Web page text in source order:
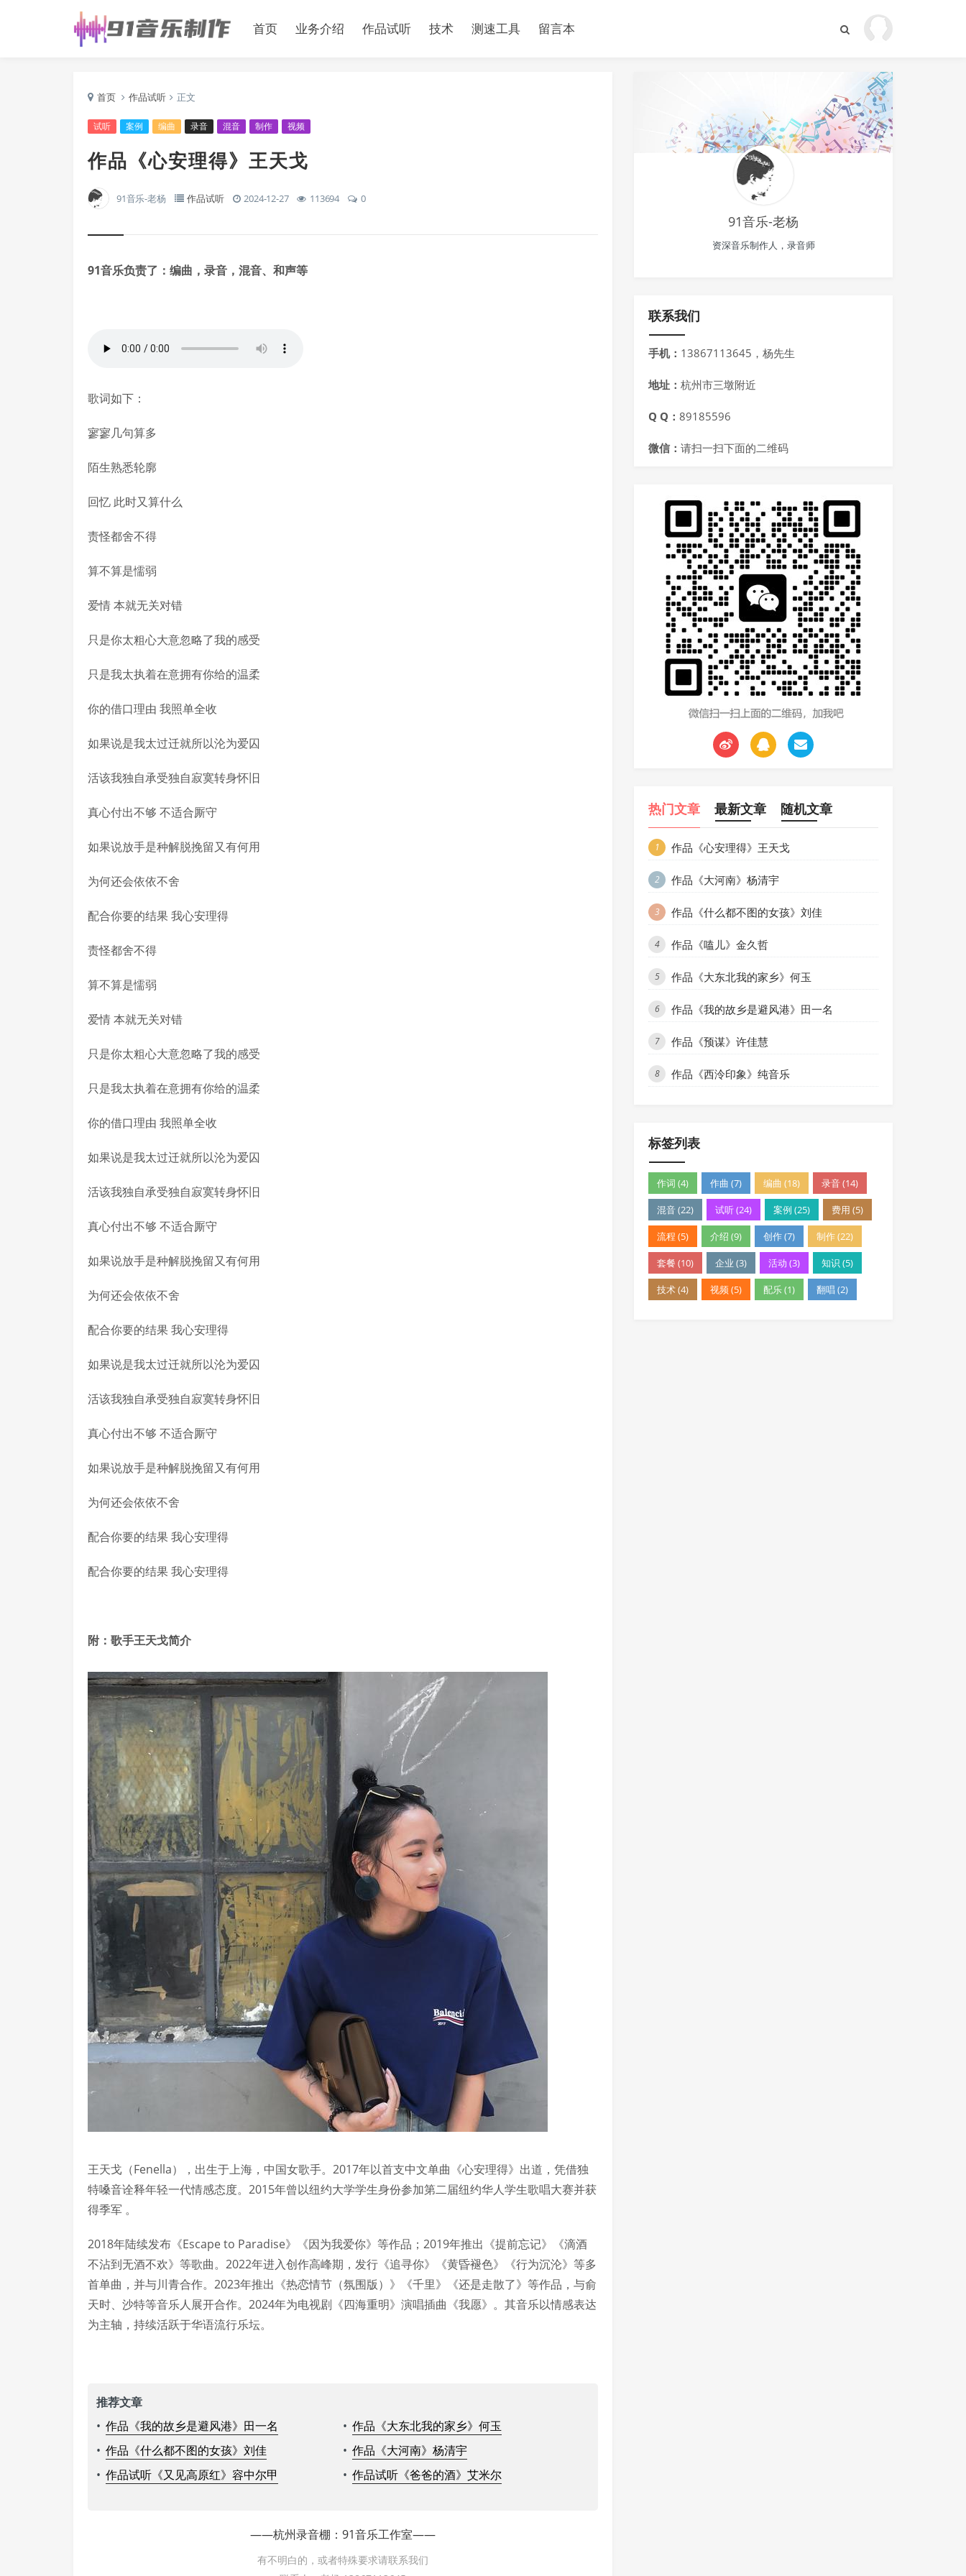
首页 业务介绍 作品试听 技术 测速工具 留言本
首页 作品试听 正文
试听 案例 编曲 录音 混音 制作 视频
作品《心安理得》王天戈
91音乐-老杨 作品试听 2024-12-27 113694 0
91音乐负责了：编曲，录音，混音、和声等
歌词如下：
寥寥几句算多
陌生熟悉轮廓
回忆 此时又算什么
责怪都舍不得
算不算是懦弱
爱情 本就无关对错
只是你太粗心大意忽略了我的感受
只是我太执着在意拥有你给的温柔
你的借口理由 我照单全收
如果说是我太过迁就所以沦为爱囚
活该我独自承受独自寂寞转身怀旧
真心付出不够 不适合厮守
如果说放手是种解脱挽留又有何用
为何还会依依不舍
配合你要的结果 我心安理得
责怪都舍不得
算不算是懦弱
爱情 本就无关对错
只是你太粗心大意忽略了我的感受
只是我太执着在意拥有你给的温柔
你的借口理由 我照单全收
如果说是我太过迁就所以沦为爱囚
活该我独自承受独自寂寞转身怀旧
真心付出不够 不适合厮守
如果说放手是种解脱挽留又有何用
为何还会依依不舍
配合你要的结果 我心安理得
如果说是我太过迁就所以沦为爱囚
活该我独自承受独自寂寞转身怀旧
真心付出不够 不适合厮守
如果说放手是种解脱挽留又有何用
为何还会依依不舍
配合你要的结果 我心安理得
配合你要的结果 我心安理得
附：歌手王天戈简介
王天戈（Fenella），出生于上海，中国女歌手。2017年以首支中文单曲《心安理得》出道，凭借独
特嗓音诠释年轻一代情感态度。2015年曾以纽约大学学生身份参加第二届纽约华人学生歌唱大赛并获
得季军 。
2018年陆续发布《Escape to Paradise》《因为我爱你》等作品；2019年推出《提前忘记》《滴酒
不沾到无酒不欢》等歌曲。2022年进入创作高峰期，发行《追寻你》《黄昏褪色》《行为沉沦》等多
首单曲，并与川青合作。2023年推出《热恋情节（氛围版）》《千里》《还是走散了》等作品，与俞
天时、沙特等音乐人展开合作。2024年为电视剧《四海重明》演唱插曲《我愿》。其音乐以情感表达
为主轴，持续活跃于华语流行乐坛。
推荐文章
• 作品《我的故乡是避风港》田一名 • 作品《大东北我的家乡》何玉
• 作品《什么都不图的女孩》刘佳 • 作品《大河南》杨清宇
• 作品试听《又见高原红》容中尔甲 • 作品试听《爸爸的酒》艾米尔
——杭州录音棚：91音乐工作室——
有不明白的，或者特殊要求请联系我们
91音乐-老杨
资深音乐制作人，录音师
联系我们
手机： 13867113645，杨先生
地址： 杭州市三墩附近
Q Q： 89185596
微信： 请扫一扫下面的二维码
热门文章 最新文章 随机文章
1 作品《心安理得》王天戈
2 作品《大河南》杨清宇
3 作品《什么都不图的女孩》刘佳
4 作品《嗑儿》金久哲
5 作品《大东北我的家乡》何玉
6 作品《我的故乡是避风港》田一名
7 作品《预谋》许佳慧
8 作品《西泠印象》纯音乐
标签列表
作词 (4) 作曲 (7) 编曲 (18) 录音 (14)
混音 (22) 试听 (24) 案例 (25) 费用 (5)
流程 (5) 介绍 (9) 创作 (7) 制作 (22)
套餐 (10) 企业 (3) 活动 (3) 知识 (5)
技术 (4) 视频 (5) 配乐 (1) 翻唱 (2)